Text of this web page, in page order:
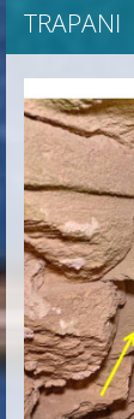
TRAPANI